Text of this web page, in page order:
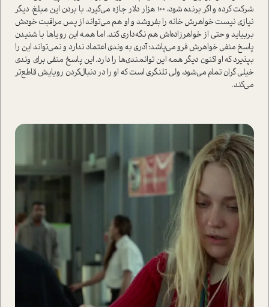
شرکت کرده و اگر برنده شود، 100 هزار دلار جازه می‌گیرد. با بردن این مبلغ، دیگر
نیازی نیست خواهرش خانه را بفروشد و او هم می‌تواند از پس مراقبت خودش
بربیاید و حتی از خواهرزاده‌اش هم نگه‌داری کند. اما همه این رویاها با شنیدن
پاسخ منفی خواهرش فرو می‌پاشد: آدری به وندی اعتماد ندارد و نمی‌تواند این را
بپذیرد که او اکنون دیگر همه این توانمندی‌ها را دارد. این پاسخ منفی برای وندی
خیلی گران تمام می‌شود، ولی تلنگری ا‌ست که او را در دنبال‌کردن رویایش قاطع‌تر
می‌کند.